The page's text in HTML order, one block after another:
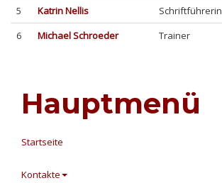
5
Katrin Nellis
Schriftführerin
6
Michael Schroeder Trainer
Hauptmenü
Startseite
Kontakte